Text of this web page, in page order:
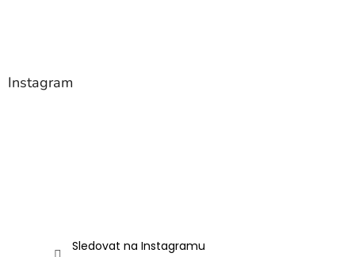
Instagram
Sledovat na Instagramu